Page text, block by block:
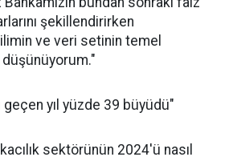
şekillendirirken
ve veri setinin temel
düşünüyorum."
geçen yıl yüzde 39 büyüdü"
sektörünün 2024'ü nasıl